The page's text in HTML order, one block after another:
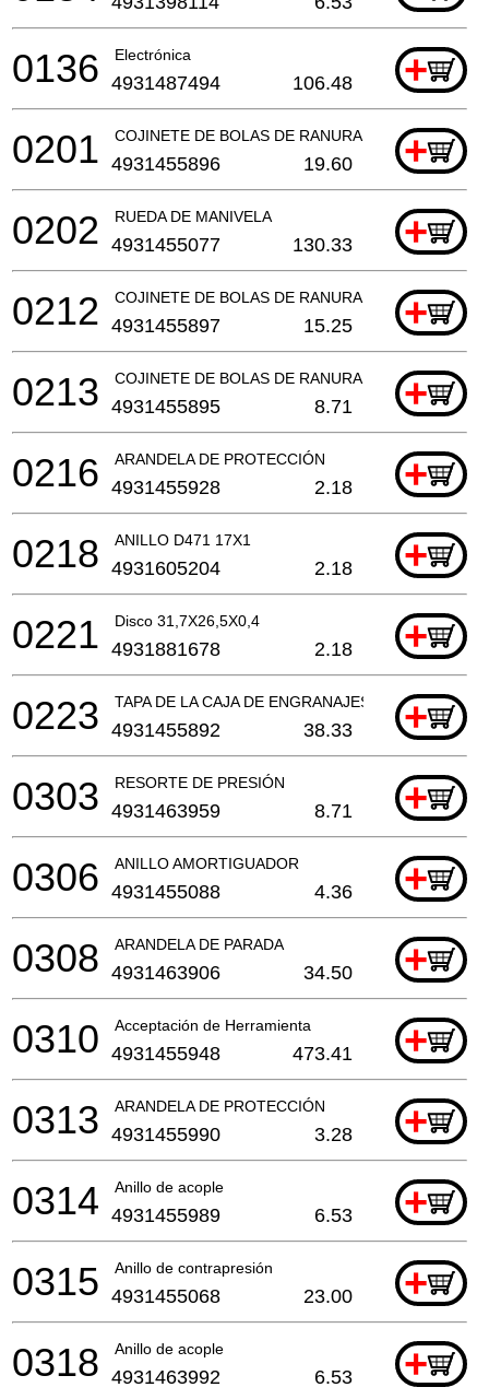
Electrónica +
0136 4931487494 106.48
COJINETE DE BOLAS DE RANURA +
0201 4931455896 19.60
RUEDA DE MANIVELA +
0202 4931455077 130.33
COJINETE DE BOLAS DE RANURA +
0212 4931455897 15.25
COJINETE DE BOLAS DE RANURA +
0213 4931455895 8.71
ARANDELA DE PROTECCIÓN +
0216 4931455928 2.18
ANILLO D471 17X1 +
0218 4931605204 2.18
Disco 31,7X26,5X0,4 +
0221 4931881678 2.18
TAPA DE LA CAJA DE ENGRANAJES +
0223 4931455892 38.33
RESORTE DE PRESIÓN +
0303 4931463959 8.71
ANILLO AMORTIGUADOR +
0306 4931455088 4.36
ARANDELA DE PARADA +
0308 4931463906 34.50
Acceptación de Herramienta +
0310 4931455948 473.41
ARANDELA DE PROTECCIÓN +
0313 4931455990 3.28
Anillo de acople +
0314 4931455989 6.53
Anillo de contrapresión +
0315 4931455068 23.00
Anillo de acople +
0318 4931463992 6.53